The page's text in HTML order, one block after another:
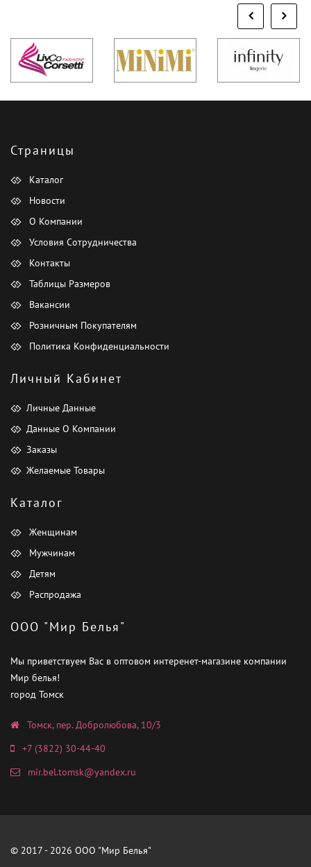
Страницы
Каталог
Новости
О Компании
Условия Сотрудничества
Контакты
Таблицы Размеров
Вакансии
Розничным Покупателям
Политика Конфиденциальности
Личный Кабинет
Личные Данные
Данные О Компании
Заказы
Желаемые Товары
Каталог
Женщинам
Мужчинам
Детям
Распродажа
ООО "Мир Белья"
Мы приветствуем Вас в оптовом интеренет-магазине компании
Мир белья!
город Томск
Томск, пер. Добролюбова, 10/3
+7 (3822) 30-44-40
mir.bel.tomsk@yandex.ru
© 2017 - 2026 ООО "Мир Белья"